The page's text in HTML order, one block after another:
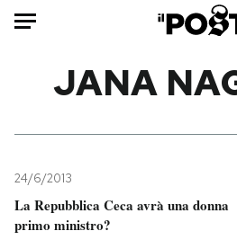
Mondo
Politica
Tecnologia
JANA
24/6/2013
La Repubblica Ceca avrà una donna
primo ministro?